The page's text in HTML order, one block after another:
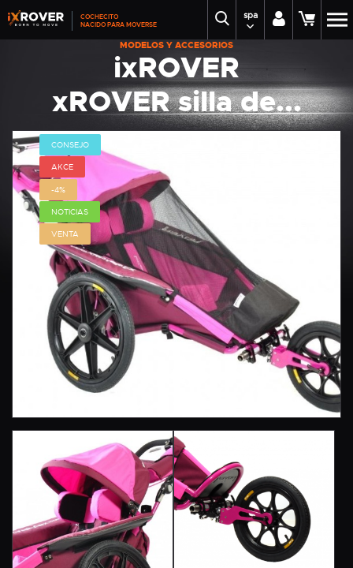
COCHECITO
NACIDO PARA MOVERSE
spa
MODELOS Y ACCESORIOS
ixROVER
xROVER silla de...
CONSEJO
AKCE
-4%
NOTICIAS
VENTA